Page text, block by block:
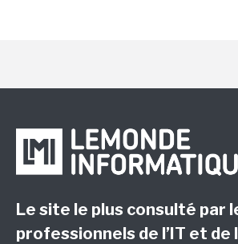
Le site le plus consulté par
professionnels de l’IT et de